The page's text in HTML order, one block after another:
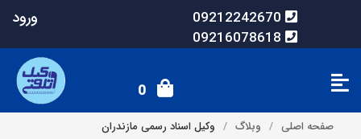
09212242670
09216078618
ورود
0
صفحه اصلی وبلاگ وکیل اسناد رسمی مازندران